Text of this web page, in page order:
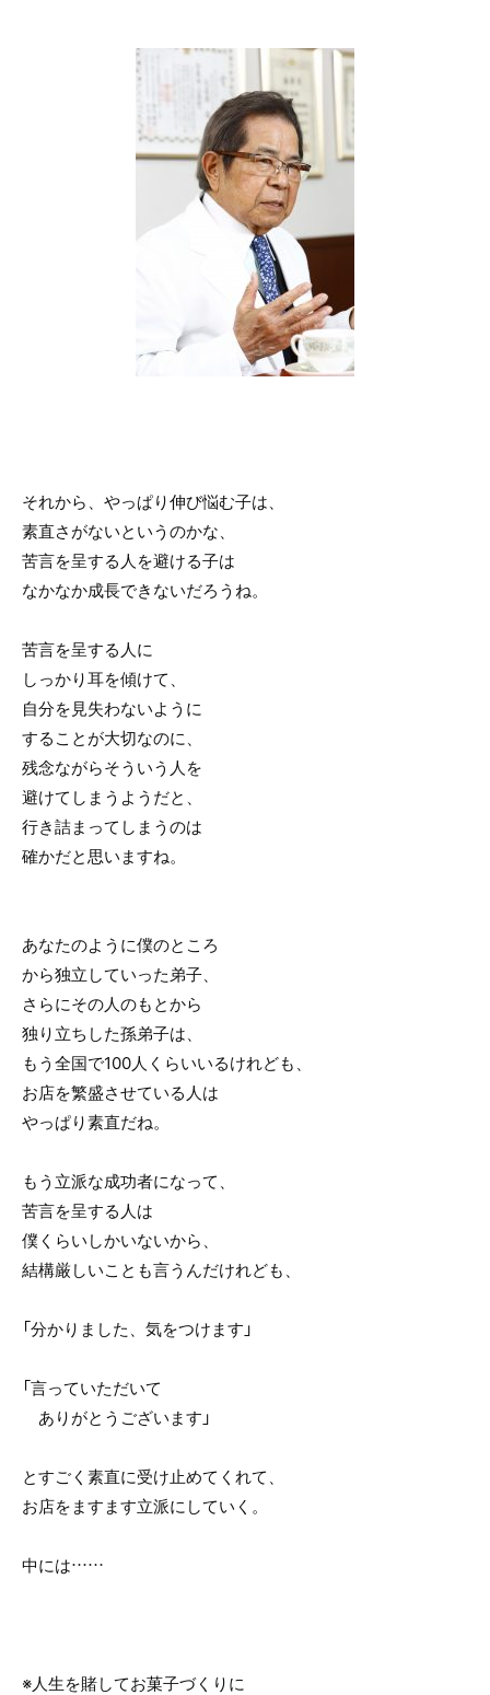
それから、やっぱり伸び悩む子は、
素直さがないというのかな、
苦言を呈する人を避ける子は
なかなか成長できないだろうね。
苦言を呈する人に
しっかり耳を傾けて、
自分を見失わないように
することが大切なのに、
残念ながらそういう人を
避けてしまうようだと、
行き詰まってしまうのは
確かだと思いますね。
あなたのように僕のところ
から独立していった弟子、
さらにその人のもとから
独り立ちした孫弟子は、
もう全国で100人くらいいるけれども、
お店を繁盛させている人は
やっぱり素直だね。
もう立派な成功者になって、
苦言を呈する人は
僕くらいしかいないから、
結構厳しいことも言うんだけれども、
「分かりました、気をつけます」
「言っていただいて
ありがとうございます」
とすごく素直に受け止めてくれて、
お店をますます立派にしていく。
中には……
※人生を賭してお菓子づくりに